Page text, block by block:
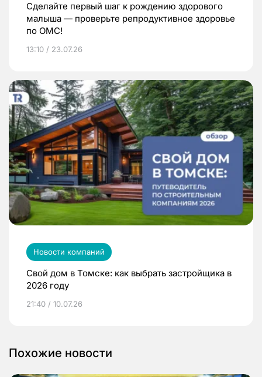
Сделайте первый шаг к рождению здорового
малыша — проверьте репродуктивное здоровье
по ОМС!
13:10 / 23.07.26
Новости компаний
Свой дом в Томске: как выбрать застройщика в
2026 году
21:40 / 10.07.26
Похожие новости